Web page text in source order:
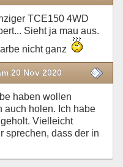
TCE150 4WD
Sieht ja mau aus.
nicht ganz
20 Nov 2020
haben wollen
auch holen. Ich habe
Vielleicht
sprechen, dass der in